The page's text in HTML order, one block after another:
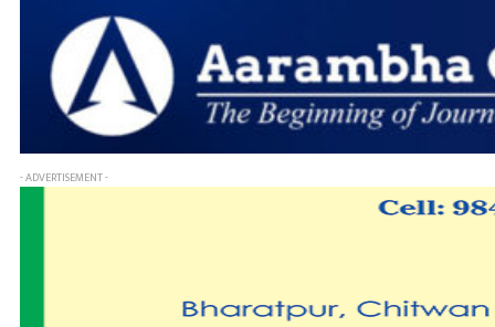
- ADVERTISEMENT -